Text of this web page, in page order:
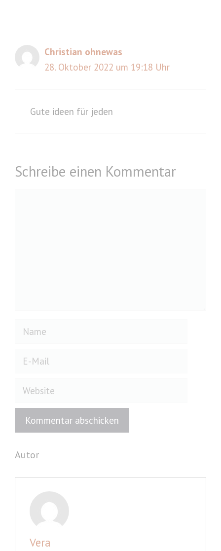
Christian ohnewas
28. Oktober 2022 um 19:18 Uhr
Gute ideen für jeden
Schreibe einen Kommentar
Name
Website
Autor
Vera